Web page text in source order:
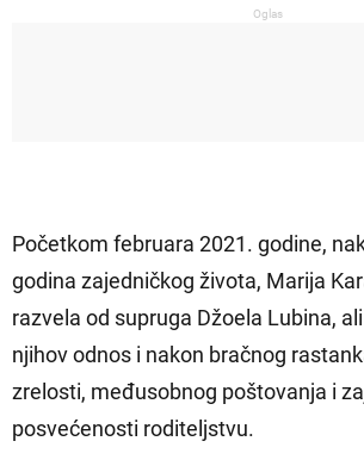
Oglas
Početkom februara 2021. godine,
godina zajedničkog života, Marija
razvela od supruga Džoela Lubina,
njihov odnos i nakon bračnog
zrelosti, međusobnog poštovanja i
posvećenosti roditeljstvu.